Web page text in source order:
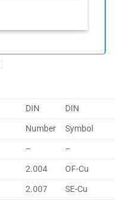
DIN
DIN
Number
Symbol
–
–
2.004
OF-Cu
2.007
SE-Cu